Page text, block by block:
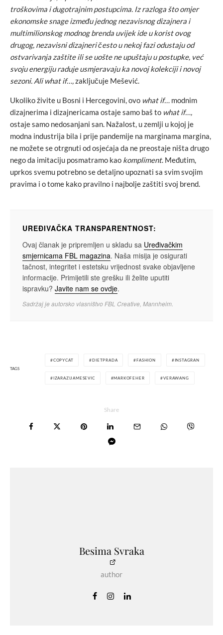
troškovima i dugotrajnim postupcima. Iz razloga što omjer
ekonomske snage između jednog nezavisnog dizajnera i
multimilionskog modnog brenda uvijek ide u korist ovog
drugog, nezavisni dizajneri često u nekoj fazi odustaju od
ostvarivanja zaštite ili se uošte ne upuštaju u postupke, već
svoju energiju raduje usmjeravaju ka novoj kolekciji i novoj
sezoni. Ali what if…,zaključuje Mešević.
Ukoliko živite u Bosni i Hercegovini, ovo what if… modnim
dizajnerima i dizajnericama ostaje samo baš to what if…,
ostaje samo nedosanjani san. Nažalost, u zemlji u kojoj je
modna industrija bila i prije pandemije na marginama margina,
ne možete se otrgnuti od osjećaja da ne preostaje ništa drugo
nego da imitaciju posmatramo kao kompliment. Međutim,
uprkos svemu potrebno se detaljno upoznati sa svim svojim
pravima i o tome kako pravilno i najbolje zaštiti svoj brend.
UREĐIVAČKA TRANSPARENTNOST:
Ovaj članak je pripremljen u skladu sa Uređivačkim
smjernicama FBL magazina. Naša misija je osigurati
tačnost, integritet i estetsku vrijednost svake objavljene
informacije. Primijetili ste grešku ili želite uputiti
ispravku? Javite nam se ovdje.
Sadržaj je autorsko vlasništvo FBL Creative, Mannheim.
TAGS
COPYCAT DIETPRADA FASHION INSTAGRAN
IZARAZIJAMESEVIC MARKOFEHER VERAWANG
Share
Besima Svraka
author